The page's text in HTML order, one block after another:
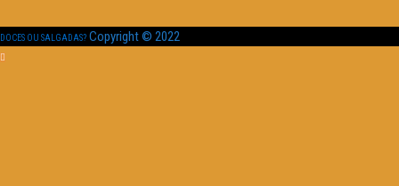
DOCES OU SALGADAS? Copyright © 2022